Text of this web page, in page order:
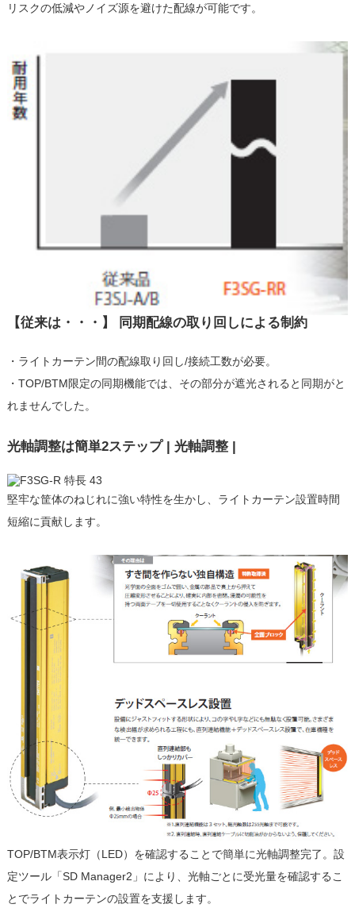
リスクの低減やノイズ源を避けた配線が可能です。
【従来は・・・】 同期配線の取り回しによる制約
・ライトカーテン間の配線取り回し/接続工数が必要。
・TOP/BTM限定の同期機能では、その部分が遮光されると同期がと
れませんでした。
光軸調整は簡単2ステップ | 光軸調整 |
堅牢な筐体のねじれに強い特性を生かし、ライトカーテン設置時間
短縮に貢献します。
TOP/BTM表示灯（LED）を確認することで簡単に光軸調整完了。設
定ツール「SD Manager2」により、光軸ごとに受光量を確認するこ
とでライトカーテンの設置を支援します。